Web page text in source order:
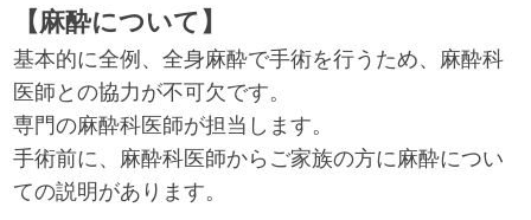
【麻酔について】
基本的に全例、全身麻酔で手術を行うため、麻酔科
医師との協力が不可欠です。
専門の麻酔科医師が担当します。
手術前に、麻酔科医師からご家族の方に麻酔につい
ての説明があります。